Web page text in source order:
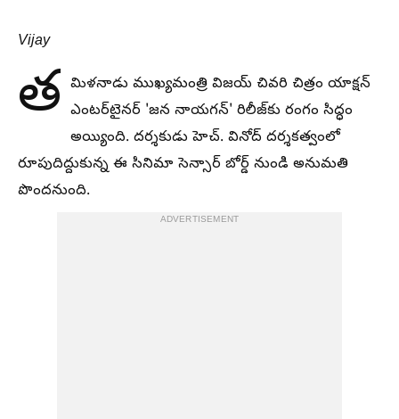
Vijay
త మిళనాడు ముఖ్యమంత్రి విజయ్ చివరి చిత్రం యాక్షన్
ఎంటర్‌టైనర్ 'జన నాయగన్' రిలీజ్‌కు రంగం సిద్ధం
అయ్యింది. దర్శకుడు హెచ్. వినోద్ దర్శకత్వంలో
రూపుదిద్దుకున్న ఈ సినిమా సెన్సార్ బోర్డ్ నుండి అనుమతి
పొందనుంది.
ADVERTISEMENT